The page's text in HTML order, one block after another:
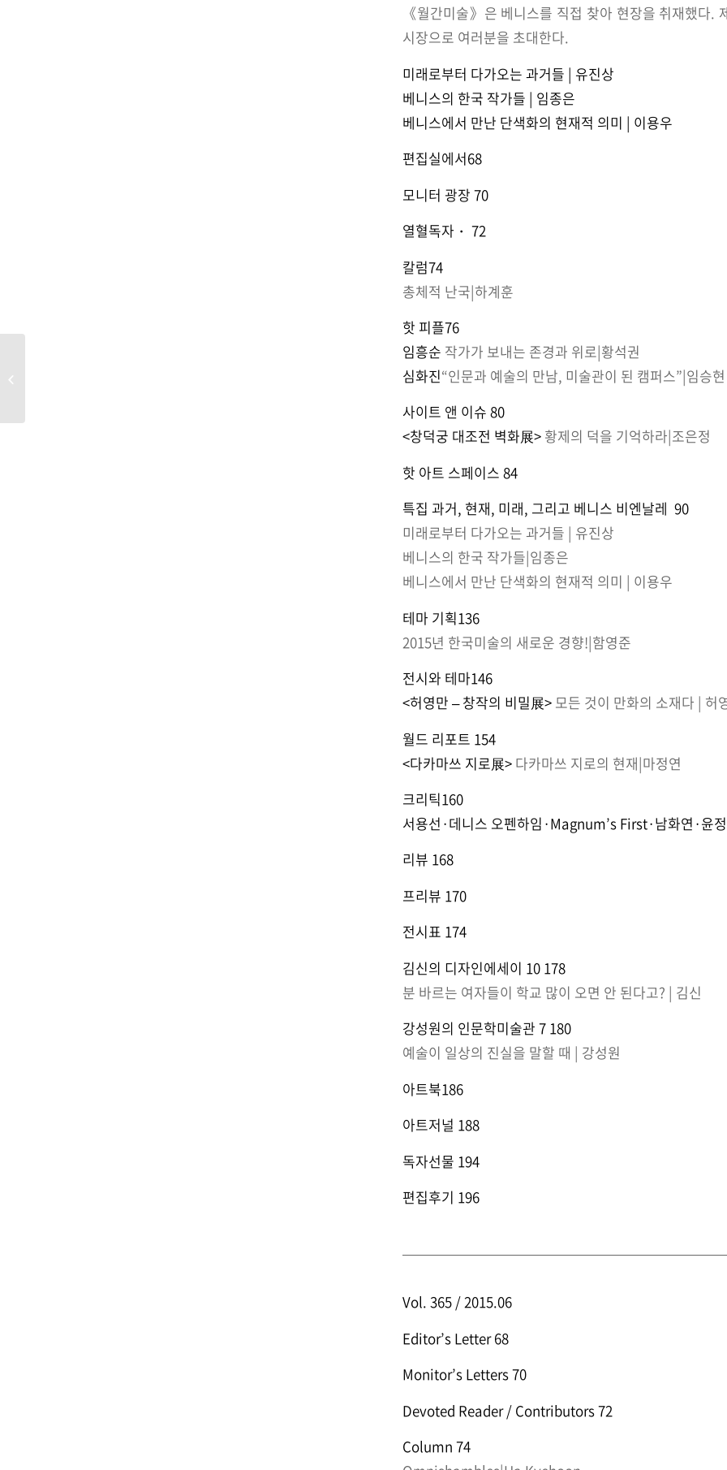
《월간미술》은 베니스를 직접 찾아 현장을 취재했다.
시장으로 여러분을 초대한다.
미래로부터 다가오는 과거들 | 유진상
베니스의 한국 작가들 | 임종은
베니스에서 만난 단색화의 현재적 의미 | 이용우
편집실에서68
모니터 광장 70
열혈독자・ 72
칼럼74
총체적 난국|하계훈
핫 피플76
임흥순 작가가 보내는 존경과 위로|황석권
심화진“인문과 예술의 만남, 미술관이 된 캠퍼스”|임승현
사이트 앤 이슈 80
<창덕궁 대조전 벽화展> 황제의 덕을 기억하라|조은정
핫 아트 스페이스 84
특집 과거, 현재, 미래, 그리고 베니스 비엔날레 90
미래로부터 다가오는 과거들 | 유진상
베니스의 한국 작가들|임종은
베니스에서 만난 단색화의 현재적 의미 | 이용우
테마 기획136
2015년 한국미술의 새로운 경향!|함영준
전시와 테마146
<허영만 – 창작의 비밀展> 모든 것이 만화의 소재다 | 허
월드 리포트 154
<다카마쓰 지로展> 다카마쓰 지로의 현재|마정연
크리틱160
서용선·데니스 오펜하임·Magnum’s First·남화연·윤
리뷰 168
프리뷰 170
전시표 174
김신의 디자인에세이 10 178
분 바르는 여자들이 학교 많이 오면 안 된다고? | 김신
강성원의 인문학미술관 7 180
예술이 일상의 진실을 말할 때 | 강성원
아트북186
아트저널 188
독자선물 194
편집후기 196
Vol. 365 / 2015.06
Editor’s Letter 68
Monitor’s Letters 70
Devoted Reader / Contributors 72
Column 74